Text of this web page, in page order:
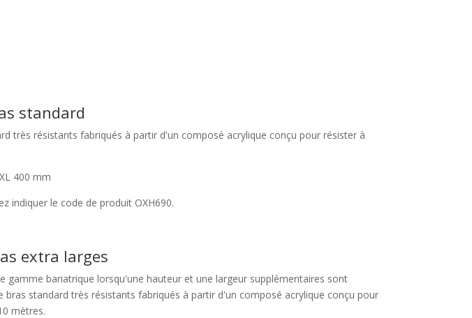
standard
très résistants fabriqués à partir d'un composé acrylique conçu pour résister à
400 mm
indiquer le code de produit OXH690.
extra larges
gamme bariatrique lorsqu'une hauteur et une largeur supplémentaires sont
bras standard très résistants fabriqués à partir d'un composé acrylique conçu pour
mètres.